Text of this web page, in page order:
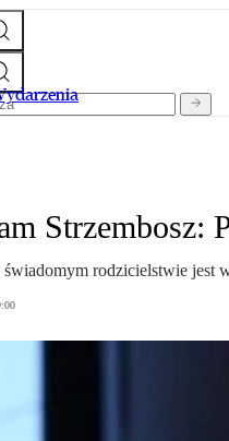
Strzembosz:
rodzicielstwie jest